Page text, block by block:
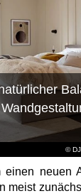
©
einen neuen
meist